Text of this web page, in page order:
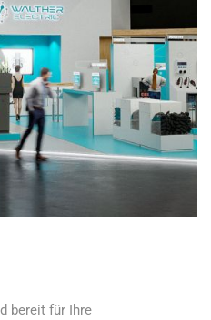
bereit für Ihre